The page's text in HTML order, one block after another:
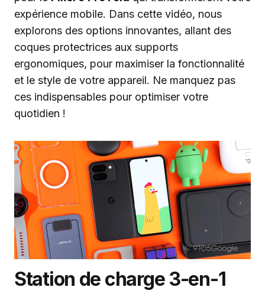
expérience mobile. Dans cette vidéo, nous
explorons des options innovantes, allant des
coques protectrices aux supports
ergonomiques, pour maximiser la fonctionnalité
et le style de votre appareil. Ne manquez pas
ces indispensables pour optimiser votre
quotidien !
Station de charge 3-en-1